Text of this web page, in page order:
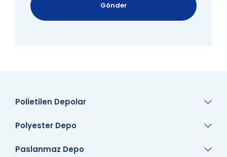
Gönder
Polietilen Depolar
Polyester Depo
Paslanmaz Depo